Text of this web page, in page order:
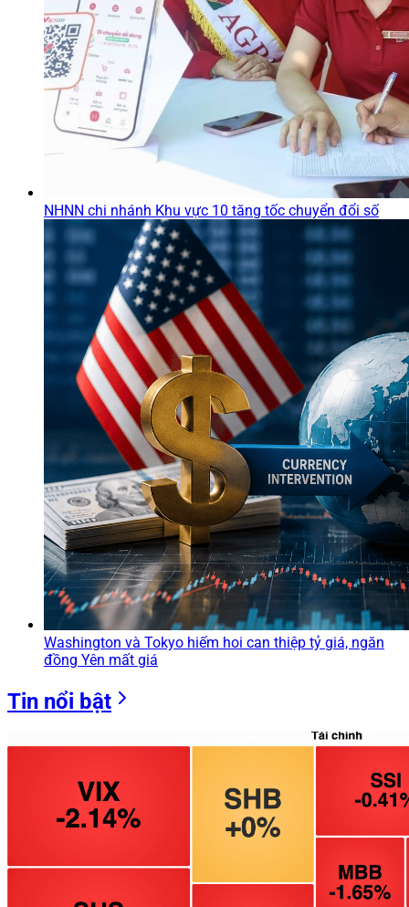
NHNN chi nhánh Khu vực 10 tăng tốc chuyển đổi số
Washington và Tokyo hiếm hoi can thiệp tỷ giá, ngăn
đồng Yên mất giá
Tin nổi bật